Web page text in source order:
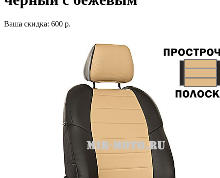
Ваша скидка: 600 р.